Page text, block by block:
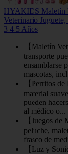
HYAKIDS Maletín
Veterinario
3 4 5 Años
【Maletín
transporte
ensamblarse
mascotas,
【Perritos
material
pueden
al médico o...
【Juegos
peluche,
frasco de
【Luz y